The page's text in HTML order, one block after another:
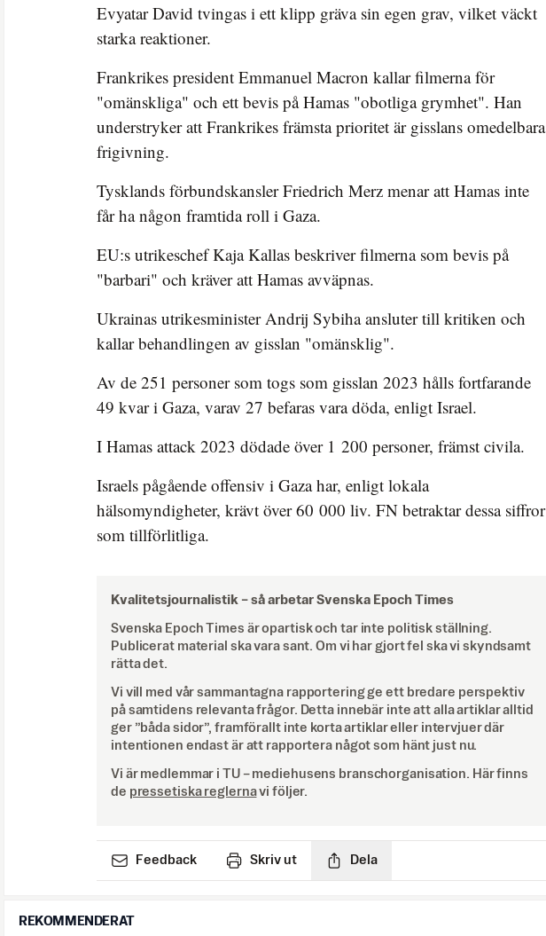
Evyatar David tvingas i ett klipp gräva sin egen grav, vilket väckt
starka reaktioner.
Frankrikes president Emmanuel Macron kallar filmerna för
"omänskliga" och ett bevis på Hamas "obotliga grymhet". Han
understryker att Frankrikes främsta prioritet är gisslans omedelbara
frigivning.
Tysklands förbundskansler Friedrich Merz menar att Hamas inte
får ha någon framtida roll i Gaza.
EU:s utrikeschef Kaja Kallas beskriver filmerna som bevis på
"barbari" och kräver att Hamas avväpnas.
Ukrainas utrikesminister Andrij Sybiha ansluter till kritiken och
kallar behandlingen av gisslan "omänsklig".
Av de 251 personer som togs som gisslan 2023 hålls fortfarande
49 kvar i Gaza, varav 27 befaras vara döda, enligt Israel.
I Hamas attack 2023 dödade över 1 200 personer, främst civila.
Israels pågående offensiv i Gaza har, enligt lokala
hälsomyndigheter, krävt över 60 000 liv. FN betraktar dessa siffror
som tillförlitliga.
Kvalitetsjournalistik – så arbetar Svenska Epoch Times
Svenska Epoch Times är opartisk och tar inte politisk ställning.
Publicerat material ska vara sant. Om vi har gjort fel ska vi skyndsamt
rätta det.
Vi vill med vår sammantagna rapportering ge ett bredare perspektiv
på samtidens relevanta frågor. Detta innebär inte att alla artiklar alltid
ger ”båda sidor”, framförallt inte korta artiklar eller intervjuer där
intentionen endast är att rapportera något som hänt just nu.
Vi är medlemmar i TU – mediehusens branschorganisation. Här finns
de pressetiska reglernavi följer.
Feedback Skriv ut Dela
REKOMMENDERAT